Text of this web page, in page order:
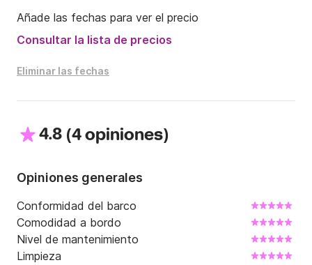
Añade las fechas para ver el precio
Consultar la lista de precios
Eliminar las fechas
4.8 (4 opiniones)
Opiniones generales
Conformidad del barco
Comodidad a bordo
Nivel de mantenimiento
Limpieza